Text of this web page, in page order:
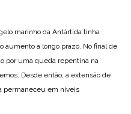
marinho da Antártida tinha
aumento a longo prazo. No final de
por uma queda repentina na
Desde então, a extensão de
permaneceu em níveis